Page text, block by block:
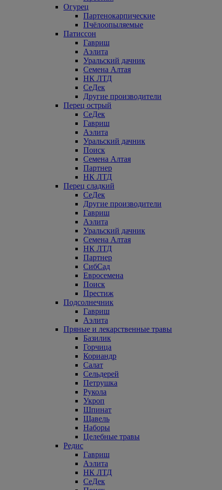
Огурец
Партенокарпические
Пчёлоопыляемые
Патиссон
Гавриш
Аэлита
Уральский дачник
Семена Алтая
НК ЛТД
СеДек
Другие производители
Перец острый
СеДек
Гавриш
Аэлита
Уральский дачник
Поиск
Семена Алтая
Партнер
НК ЛТД
Перец сладкий
СеДек
Другие производители
Гавриш
Аэлита
Уральский дачник
Семена Алтая
НК ЛТД
Партнер
СибСад
Евросемена
Поиск
Престиж
Подсолнечник
Гавриш
Аэлита
Пряные и лекарственные травы
Базилик
Горчица
Кориандр
Салат
Сельдерей
Петрушка
Рукола
Укроп
Шпинат
Щавель
Наборы
Целебные травы
Редис
Гавриш
Аэлита
НК ЛТД
СеДек